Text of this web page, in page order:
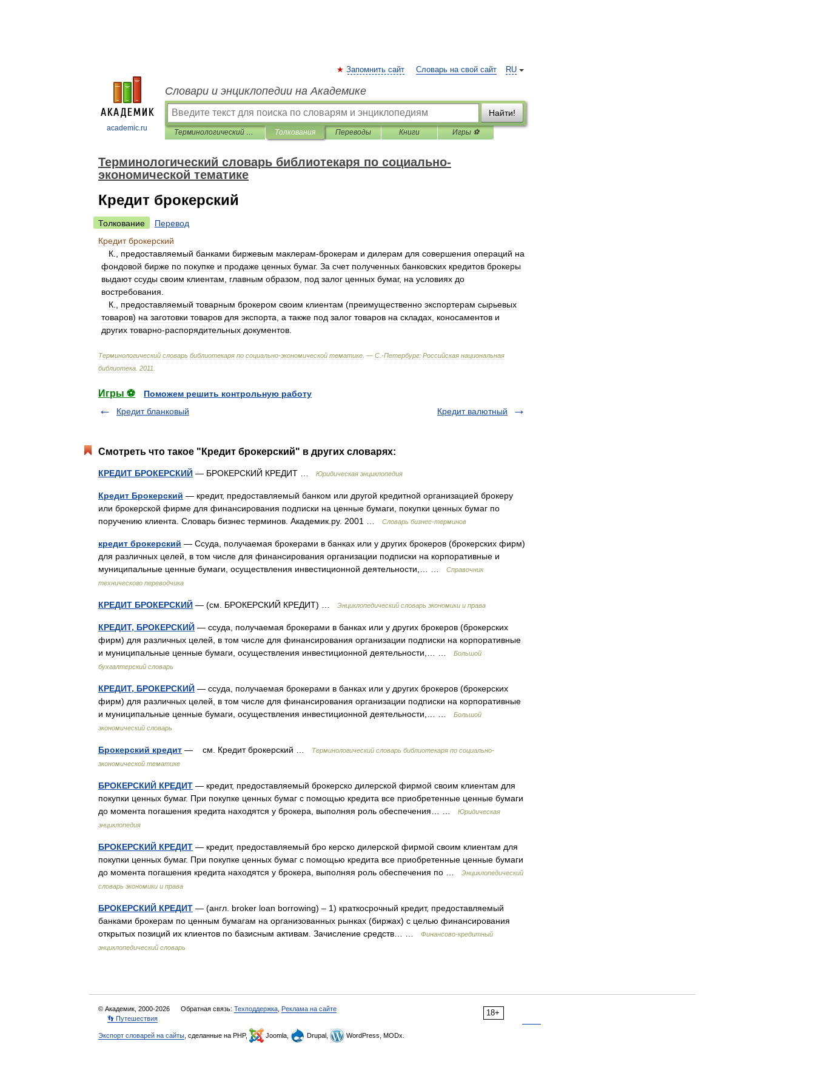
academic.ru
RU
Запомнить сайт Словарь на свой сайт
Словари и энциклопедии на Академике
Найти!
Терминологический словарь библиотекаря по социально-экономической тематике Толкования Переводы Книги Игры ⚽
Терминологический словарь библиотекаря по социально-
экономической тематике
Кредит брокерский
Толкование
Перевод
Кредит брокерский
К
предоставляемый банками биржевым маклерам-брокерам и дилерам для совершения операций на
фондовой бирже по покупке и продаже ценных бумаг. За счет полученных банковских кредитов брокеры
выдают ссуды своим клиентам главным образом под залог ценных бумаг, на условиях до
востребования
К
предоставляемый товарным брокером своим клиентам (преимущественно экспортерам сырьевых
товаров) на заготовки товаров для экспорта а также под залог товаров на складах коносаментов и
других товарно-распорядительных документов
Терминологический словарь библиотекаря по социально-экономической тематике . — С .-Петербург: Российская национальная
библиотека 2011
Игры ⚽
Поможем решить контрольную работу
Кредит бланковый
Кредит валютный
Смотреть что такое "Кредит брокерский" в других словарях:
КРЕДИТ БРОКЕРСКИЙ — БРОКЕРСКИЙ КРЕДИТ … Юридическая энциклопедия
Кредит Брокерский — кредит, предоставляемый банком или другой кредитной организацией брокеру
или брокерской фирме для финансирования подписки на ценные бумаги, покупки ценных бумаг по
поручению клиента. Словарь бизнес терминов. Академик.ру. 2001 …
Словарь бизнес-терминов
кредит брокерский — Ссуда, получаемая брокерами в банках или у других брокеров (брокерских фирм)
для различных целей, в том числе для финансирования организации подписки на корпоративные и
муниципальные ценные бумаги, осуществления инвестиционной деятельности,… …
Справочник
технического переводчика
КРЕДИТ БРОКЕРСКИЙ — (см. БРОКЕРСКИЙ КРЕДИТ) … Энциклопедический словарь экономики и права
КРЕДИТ, БРОКЕРСКИЙ — ссуда, получаемая брокерами в банках или у других брокеров (брокерских
фирм) для различных целей, в том числе для финансирования организации подписки на корпоративные
и муниципальные ценные бумаги, осуществления инвестиционной деятельности,… …
Большой
бухгалтерский словарь
КРЕДИТ, БРОКЕРСКИЙ — ссуда, получаемая брокерами в банках или у других брокеров (брокерских
фирм) для различных целей, в том числе для финансирования организации подписки на корпоративные
и муниципальные ценные бумаги, осуществления инвестиционной деятельности,… …
Большой
экономический словарь
Брокерский кредит — см. Кредит брокерский …
Терминологический словарь библиотекаря по социально-
экономической тематике
БРОКЕРСКИЙ КРЕДИТ — кредит, предоставляемый брокерско дилерской фирмой своим клиентам для
покупки ценных бумаг. При покупке ценных бумаг с помощью кредита все приобретенные ценные бумаги
до момента погашения кредита находятся у брокера, выполняя роль обеспечения… …
Юридическая
энциклопедия
БРОКЕРСКИЙ КРЕДИТ — кредит, предоставляемый бро керско дилерской фирмой своим клиентам для
покупки ценных бумаг. При покупке ценных бумаг с помощью кредита все приобретенные ценные бумаги
до момента погашения кредита находятся у брокера, выполняя роль обеспечения по …
Энциклопедический
словарь экономики и права
БРОКЕРСКИЙ КРЕДИТ — (англ. brоker loan borrowing) – 1) краткосрочный кредит, предоставляемый
банками брокерам по ценным бумагам на организованных рынках (биржах) с целью финансирования
открытых позиций их клиентов по базисным активам. Зачисление средств… …
Финансово-кредитный
энциклопедический словарь
18+
© Академик, 2000-2026 Обратная связь: Техподдержка Реклама на сайте
👣 Путешествия
Экспорт словарей на сайты , сделанные на PHP, Joomla, Drupal, WordPress, MODx.